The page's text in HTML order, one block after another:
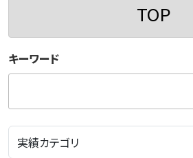
TOP
キーワード